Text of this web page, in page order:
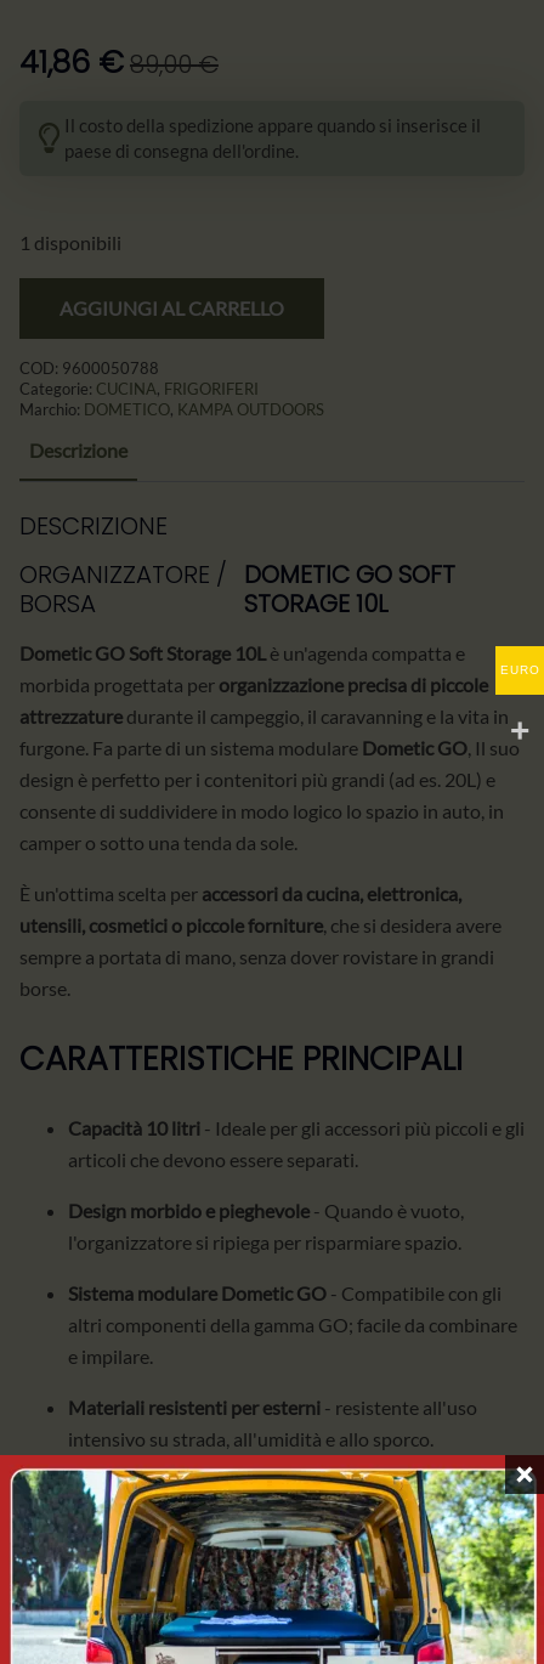
89,00€
Il
prezzo
originale
41,86 €
Il
prezzo
attuale
Il costo della spedizione appare quando si inserisce il
paese di consegna dell'ordine.
1 disponibili
AGGIUNGI AL CARRELLO
COD: 9600050788
Categorie: CUCINA, FRIGORIFERI
Marchio: DOMETICO, KAMPA OUTDOORS
Descrizione
DESCRIZIONE
ORGANIZZATORE /
BORSA
DOMETIC GO SOFT
STORAGE 10L
Dometic GO Soft Storage 10Lè un'agenda compatta e
morbida progettata per organizzazione precisa di piccole
attrezzature durante il campeggio, il caravanning e la vita in
furgone. Fa parte di un sistema modulare Dometic GO, Il suo
design è perfetto per i contenitori più grandi (ad es. 20L) e
consente di suddividere in modo logico lo spazio in auto, in
camper o sotto una tenda da sole.
È un'ottima scelta per accessori da cucina, elettronica,
utensili, cosmetici o piccole forniture, che si desidera avere
sempre a portata di mano, senza dover rovistare in grandi
borse.
CARATTERISTICHE PRINCIPALI
Capacità 10 litri - Ideale per gli accessori più piccoli e gli
articoli che devono essere separati.
Design morbido e pieghevole - Quando è vuoto,
l'organizzatore si ripiega per risparmiare spazio.
Sistema modulare Dometic GO - Compatibile con gli
altri componenti della gamma GO; facile da combinare
e impilare.
Materiali resistenti per esterni - resistente all'uso
intensivo su strada, all'umidità e allo sporco.
Ampia apertura- accesso rapido al contenuto e
confezione comoda.
Uso universale- È adatto all'uso in camper, furgone,
bagagliaio, tenda o come „cassetto” portatile in
campeggio.
EURO